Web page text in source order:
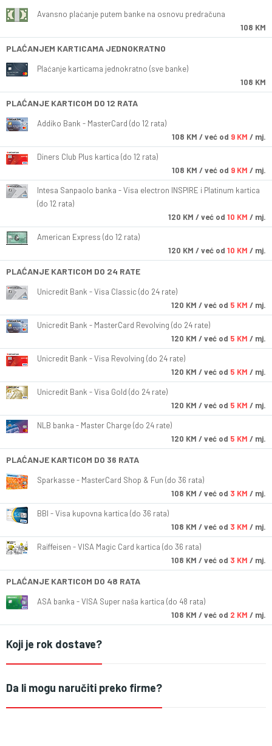
Avansno plaćanje putem banke na osnovu predračuna
108 KM
PLAĆANJEM KARTICAMA JEDNOKRATNO
Plaćanje karticama jednokratno (sve banke)
108 KM
PLAĆANJE KARTICOM DO 12 RATA
Addiko Bank - MasterCard (do 12 rata)
108 KM / već od 9 KM / mj.
Diners Club Plus kartica (do 12 rata)
108 KM / već od 9 KM / mj.
Intesa Sanpaolo banka - Visa electron INSPIRE i Platinum kartica
(do 12 rata)
120 KM / već od 10 KM / mj.
American Express (do 12 rata)
120 KM / već od 10 KM / mj.
PLAĆANJE KARTICOM DO 24 RATE
Unicredit Bank - Visa Classic (do 24 rate)
120 KM / već od 5 KM / mj.
Unicredit Bank - MasterCard Revolving (do 24 rate)
120 KM / već od 5 KM / mj.
Unicredit Bank - Visa Revolving (do 24 rate)
120 KM / već od 5 KM / mj.
Unicredit Bank - Visa Gold (do 24 rate)
120 KM / već od 5 KM / mj.
NLB banka - Master Charge (do 24 rate)
120 KM / već od 5 KM / mj.
PLAĆANJE KARTICOM DO 36 RATA
Sparkasse - MasterCard Shop & Fun (do 36 rata)
108 KM / već od 3 KM / mj.
BBI - Visa kupovna kartica (do 36 rata)
108 KM / već od 3 KM / mj.
Raiffeisen - VISA Magic Card kartica (do 36 rata)
108 KM / već od 3 KM / mj.
PLAĆANJE KARTICOM DO 48 RATA
ASA banka - VISA Super naša kartica (do 48 rata)
108 KM / već od 2 KM / mj.
Koji je rok dostave?
Da li mogu naručiti preko firme?